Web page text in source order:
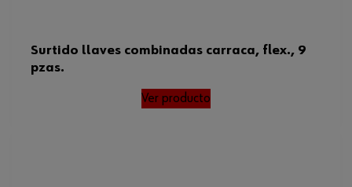
Surtido llaves combinadas carraca, flex., 9
pzas.
Ver producto